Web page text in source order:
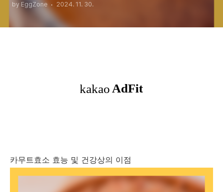
by EggZone 2024. 11. 30.
카무트효소 효능 및 건강상의 이점